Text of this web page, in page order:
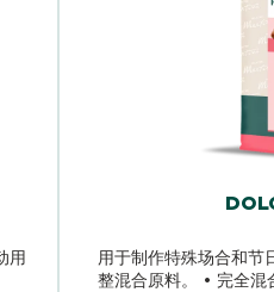
用
用于制作特殊场合和节
整混合原料。 • 完全混